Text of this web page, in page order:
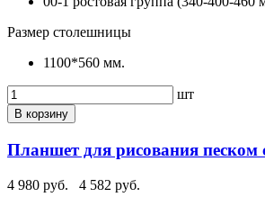
Размер столешницы
1100*560 мм.
шт
В корзину
Планшет для рисования песком
4 980 руб.
4 582 руб.